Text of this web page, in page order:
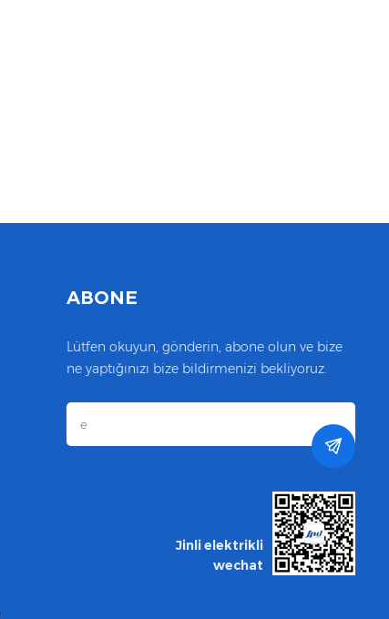
ABONE
Lütfen okuyun, gönderin, abone olun ve bize
ne yaptığınızı bize bildirmenizi bekliyoruz.
Jinli elektrikli
wechat